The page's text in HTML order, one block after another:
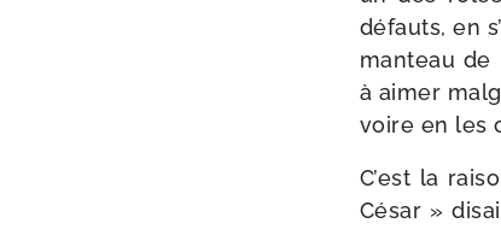
défauts, en
man­teau de
à aimer
voire en les
C’est la
César »